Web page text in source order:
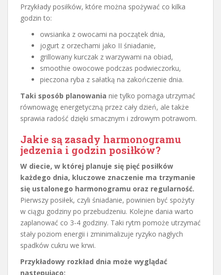
Przykłady posiłków, które można spożywać co kilka
godzin to:
owsianka z owocami na początek dnia,
jogurt z orzechami jako II śniadanie,
grillowany kurczak z warzywami na obiad,
smoothie owocowe podczas podwieczorku,
pieczona ryba z sałatką na zakończenie dnia.
Taki sposób planowania nie tylko pomaga utrzymać
równowagę energetyczną przez cały dzień, ale także
sprawia radość dzięki smacznym i zdrowym potrawom.
Jakie są zasady harmonogramu
jedzenia i godzin posiłków?
W diecie, w której planuje się pięć posiłków
każdego dnia, kluczowe znaczenie ma trzymanie
się ustalonego harmonogramu oraz regularność.
Pierwszy posiłek, czyli śniadanie, powinien być spożyty
w ciągu godziny po przebudzeniu. Kolejne dania warto
zaplanować co 3-4 godziny. Taki rytm pomoże utrzymać
stały poziom energii i zminimalizuje ryzyko nagłych
spadków cukru we krwi.
Przykładowy rozkład dnia może wyglądać
następująco: